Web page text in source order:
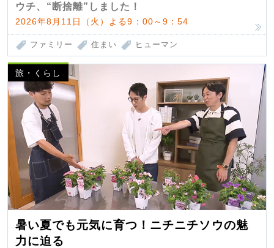
ウチ、“断捨離”しました！
2026年8月11日（火）よる9：00～9：54
ファミリー 住まい ヒューマン
旅・くらし
暑い夏でも元気に育つ！ニチニチソウの魅
力に迫る